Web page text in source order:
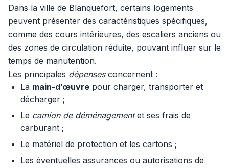
Dans la ville de Blanquefort, certains logements
peuvent présenter des caractéristiques spécifiques,
comme des cours intérieures, des escaliers anciens ou
des zones de circulation réduite, pouvant influer sur le
temps de manutention.
Les principales dépensesconcernent :
La main-d’œuvre pour charger, transporter et
décharger ;
Le camion de déménagementet ses frais de
carburant ;
Le matériel de protection et les cartons ;
Les éventuelles assurances ou autorisations de